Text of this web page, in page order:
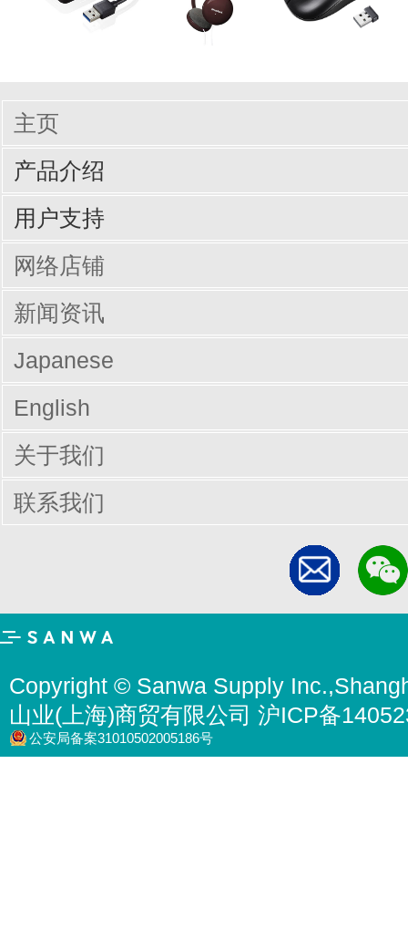
主页
产品介绍
输入周边设备
网线/线缆
电脑配件
手机/平板配件
桌子
椅子
商业办公
用户支持
驱动/说明书下载
Q&A（常见问题）
网络店铺
新闻资讯
Japanese
English
关于我们
联系我们
Copyright © Sanwa Supply
山业(上海)商贸有限公司 沪ICP备
公安局备案31010502005186号